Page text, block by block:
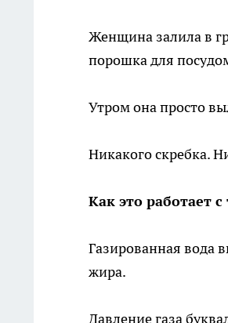
Женщина залила в
порошка для
Утром она просто
Никакого скребка.
Как это работает
Газированная вода
жира.
Давление газа